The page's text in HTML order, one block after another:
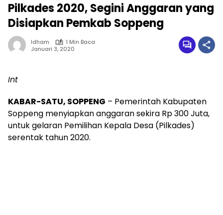
Pilkades 2020, Segini Anggaran yang
Disiapkan Pemkab Soppeng
Idham
1 Min Baca
Januari 3, 2020
Int
KABAR-SATU, SOPPENG – Pemerintah Kabupaten
Soppeng menyiapkan anggaran sekira Rp 300 Juta,
untuk gelaran Pemilihan Kepala Desa (Pilkades)
serentak tahun 2020.